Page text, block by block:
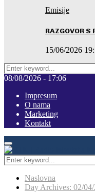
Emisije
RAZGOVOR
15/06/2026
Search
for:
08/08/2026 - 17:06
Impresum
O nama
Marketing
Kontakt
Facebook
Instagram
Youtube
Primary
Menu
Search
for:
Naslovna
Day Archives: 02/